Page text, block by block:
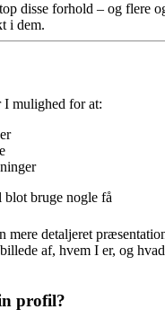
disse forhold – og flere
i dem.
I mulighed for at:
blot bruge nogle få
mere detaljeret
af, hvem I er, og
profil?